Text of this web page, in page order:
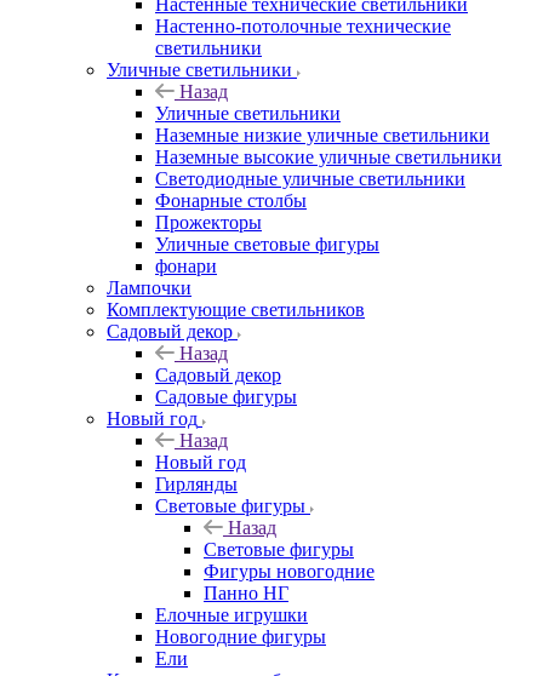
Настенные технические светильники
Настенно-потолочные технические
светильники
Уличные светильники
Назад
Уличные светильники
Наземные низкие уличные светильники
Наземные высокие уличные светильники
Светодиодные уличные светильники
Фонарные столбы
Прожекторы
Уличные световые фигуры
фонари
Лампочки
Комплектующие светильников
Садовый декор
Назад
Садовый декор
Садовые фигуры
Новый год
Назад
Новый год
Гирлянды
Световые фигуры
Назад
Световые фигуры
Фигуры новогодние
Панно НГ
Елочные игрушки
Новогодние фигуры
Ели